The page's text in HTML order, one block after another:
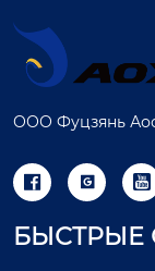
ООО Фуцзянь
  
БЫСТРЫЕ